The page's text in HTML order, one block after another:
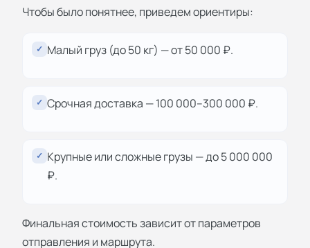
Чтобы было понятнее, приведем ориентиры:
✓ Малый груз (до 50 кг) — от 50 000 ₽.
✓ Срочная доставка — 100 000–300 000 ₽.
✓ Крупные или сложные грузы — до 5 000 000
₽.
Финальная стоимость зависит от параметров
отправления и маршрута.